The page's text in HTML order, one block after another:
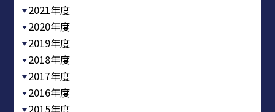
2021年度
2020年度
2019年度
2018年度
2017年度
2016年度